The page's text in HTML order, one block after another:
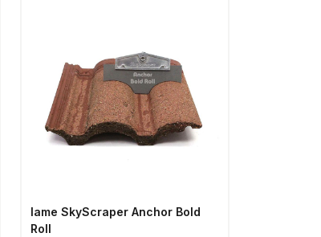
lame SkyScraper Anchor Bold
Roll